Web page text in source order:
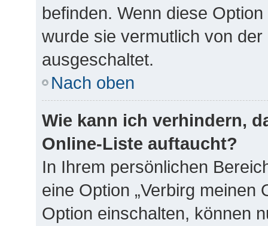
befinden. Wenn diese
wurde sie vermutlich von
ausgeschaltet.
Nach oben
Wie kann ich verhindern,
Online-Liste auftaucht?
In Ihrem persönlichen
eine Option „Verbirg meinen
Option einschalten, können